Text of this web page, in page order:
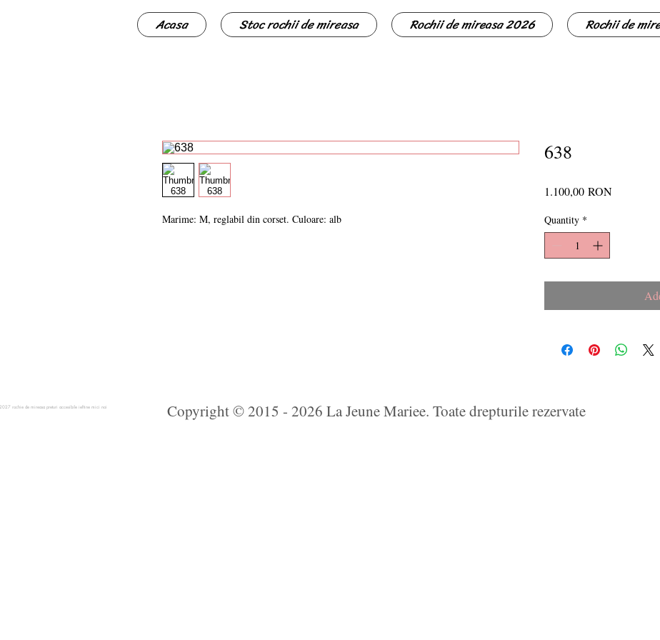
Acasa Stoc rochii de mireasa Rochii de mireasa 2026 Rochii de
Marime: M, reglabil din corset. Culoare: alb
638
1.100,00 RONPrice
Quantity *
rochie de mireasa preturi accesibile ieftine mici noi Copyright © 2015 - 2026 La Jeune Mariee. Toate drepturile rezervate